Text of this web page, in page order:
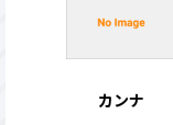
カンナ